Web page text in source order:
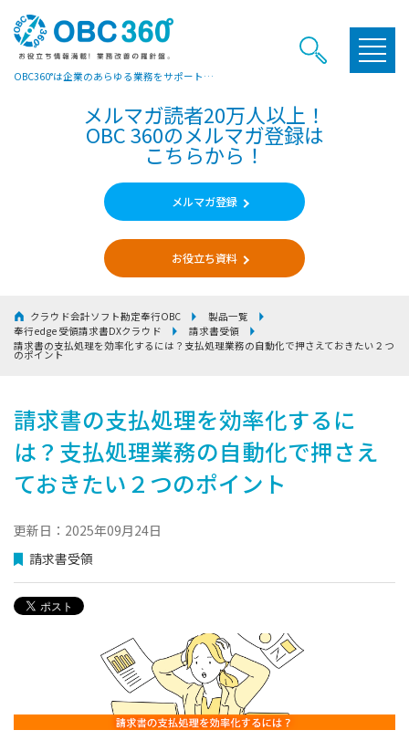
OBC360°は企業のあらゆる業務をサポートするヒントやお役立ち情報をご提供しています
メルマガ読者20万人以上！
OBC 360のメルマガ登録は
こちらから！
メルマガ登録
お役立ち資料
クラウド会計ソフト勘定奉行OBC
製品一覧
奉行edge 受領請求書DXクラウド
請求書受領
請求書の支払処理を効率化するには？支払処理業務の自動化で押さえておきたい２つ
のポイント
請求書の支払処理を効率化するに
は？支払処理業務の自動化で押さえ
ておきたい２つのポイント
更新日：2025年09月24日
請求書受領